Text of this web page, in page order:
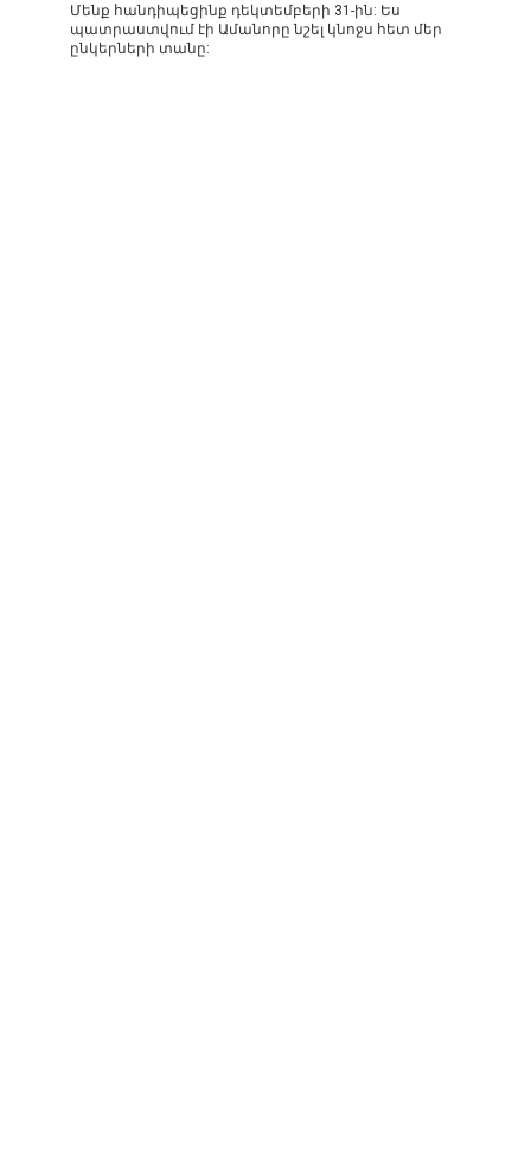
Մենք հանդիպեցինք դեկտեմբերի 31-ին: Ես
պատրաստվում էի Ամանորը նշել կնոջս հետ մեր
ընկերների տանը: